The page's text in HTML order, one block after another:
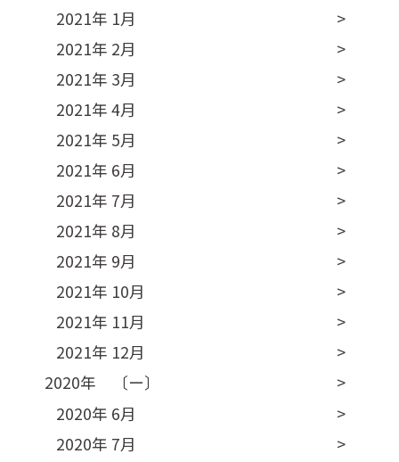
2021年 1月
2021年 2月
2021年 3月
2021年 4月
2021年 5月
2021年 6月
2021年 7月
2021年 8月
2021年 9月
2021年 10月
2021年 11月
2021年 12月
2020年 〔ー〕
2020年 6月
2020年 7月